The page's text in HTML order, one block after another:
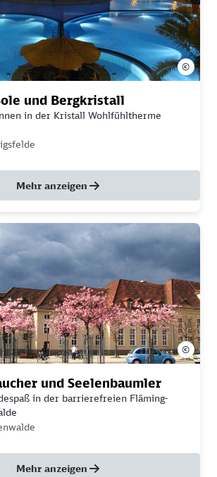
und Bergkristall
in der Kristall Wohlfühltherme
Bahnhof Ludwigsfelde
Tour: 1 Kilometer
Mehr anzeigen
©
und Seelenbaumler
in der barrierefreien Fläming-
Bahnhof Luckenwalde
Tour: 2 Kilometer
Mehr anzeigen
©